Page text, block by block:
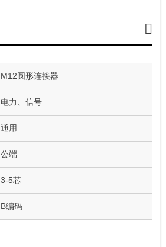
M12圆形连接器
电力、信号
通用
公端
3-5芯
B编码